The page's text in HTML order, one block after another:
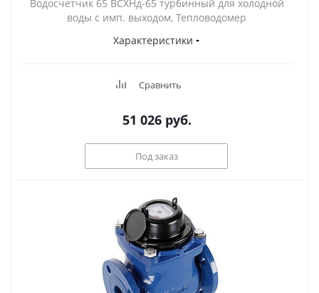
Водосчетчик 65 ВСХНд-65 турбинный для холодной
воды с имп. выходом, Тепловодомер
Характеристики
Сравнить
51 026 руб.
Под заказ